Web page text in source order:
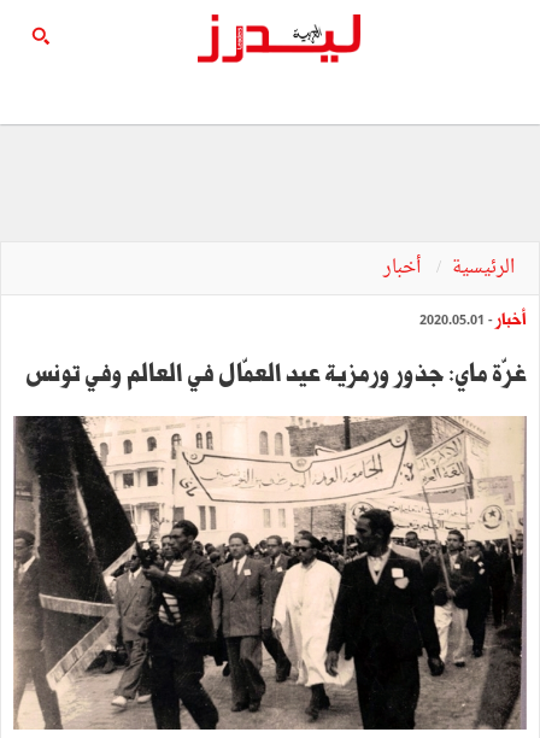
الرئيسية أخبار
أخبار - 2020.05.01
غرّة ماي: جذور ورمزية عيد العمّال في العالم وفي تونس